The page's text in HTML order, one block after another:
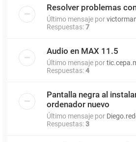
Resolver problemas
Último mensaje por
Respuestas:7
Audio en MAX 11.5
Último mensaje por
Respuestas:4
Pantalla negra al
ordenador nuevo
Último mensaje por
Respuestas:3